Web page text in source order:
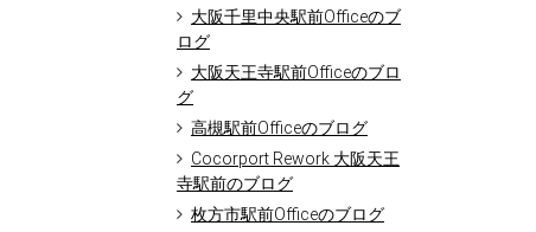
大阪千里中央駅前Officeのブ
ログ
大阪天王寺駅前Officeのブロ
グ
高槻駅前Officeのブログ
Cocorport Rework 大阪天王
寺駅前のブログ
枚方市駅前Officeのブログ